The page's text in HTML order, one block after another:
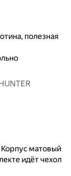
полезная
матовый
идёт чехол